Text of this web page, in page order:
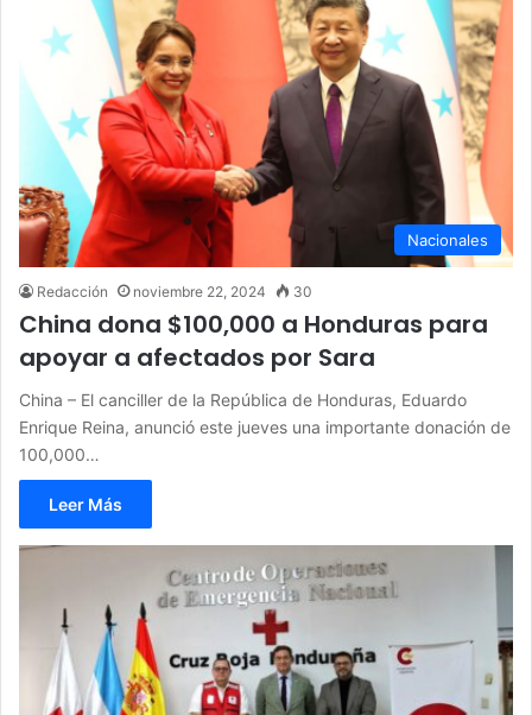
Nacionales
Redacción noviembre 22, 2024 30
China dona $100,000 a Honduras para
apoyar a afectados por Sara
China – El canciller de la República de Honduras, Eduardo
Enrique Reina, anunció este jueves una importante donación de
100,000…
Leer Más